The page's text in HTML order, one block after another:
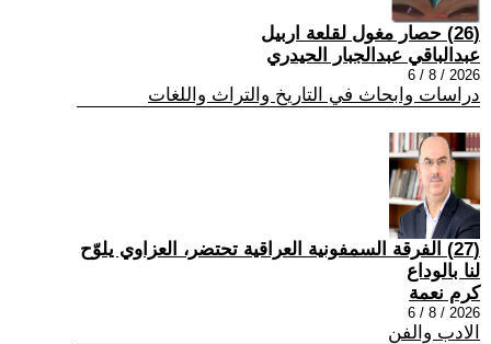
(26) حصار مغول لقلعة اربيل
عبدالباقي عبدالجبار الحيدري
2026 / 8 / 6
دراسات وابحاث في التاريخ والتراث واللغات
(27) الفرقة السمفونية العراقية تحتضر، العزاوي يلوّح
لنا بالوداع
كرم نعمة
2026 / 8 / 6
الادب والفن